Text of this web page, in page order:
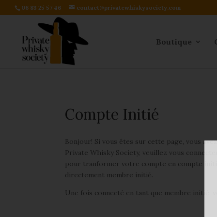
06 83 25 57 46 contact@privatewhiskysociety.com
Boutique
Compte Initié
Bonjour! Si vous êtes sur cette page, vous
Private Whisky Society, veuillez vous
pour tranformer votre compte en compte
directement membre initié.
Une fois connecté en tant que membre initié,